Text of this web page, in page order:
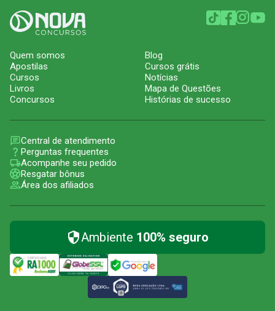
Quem somos
Apostilas
Cursos
Livros
Concursos
Blog
Cursos grátis
Notícias
Mapa de Questões
Histórias de sucesso
Central de atendimento
Perguntas frequentes
Acompanhe seu pedido
Resgatar bônus
Área dos afiliados
Ambiente 100% seguro